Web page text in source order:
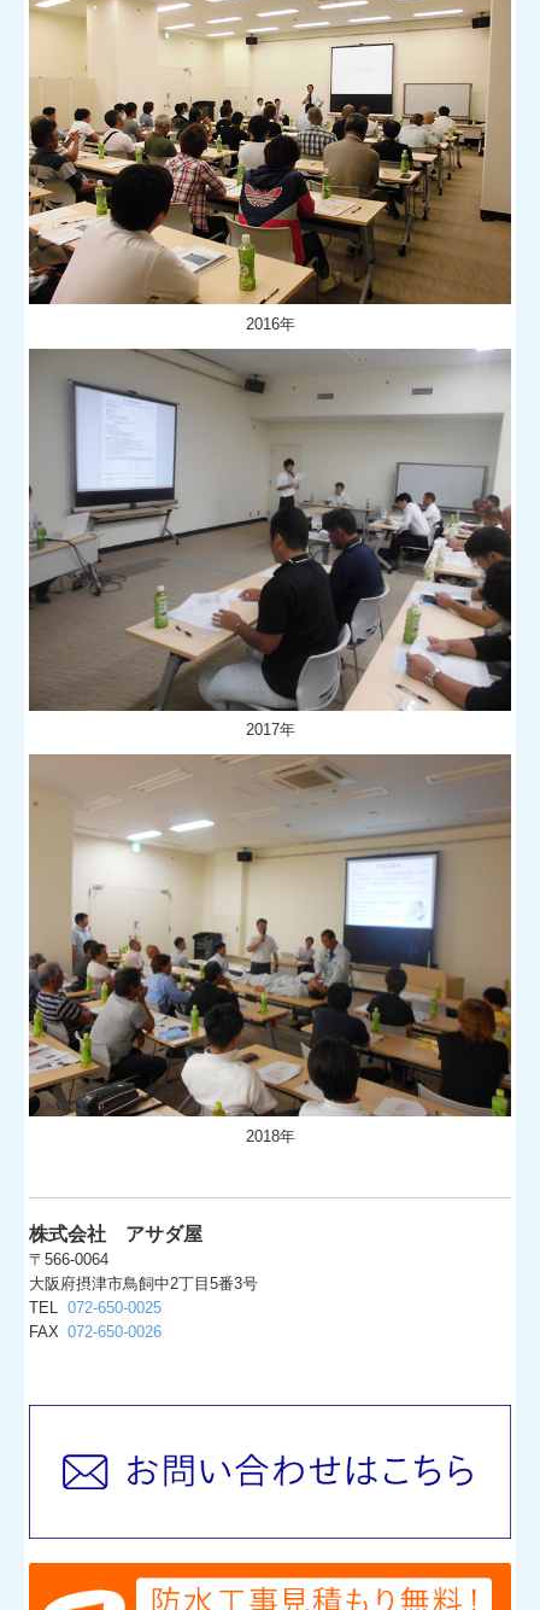
2016年
2017年
2018年
株式会社 アサダ屋
〒566-0064
大阪府摂津市鳥飼中2丁目5番3号
TEL
072-650-0025
FAX 072-650-0026